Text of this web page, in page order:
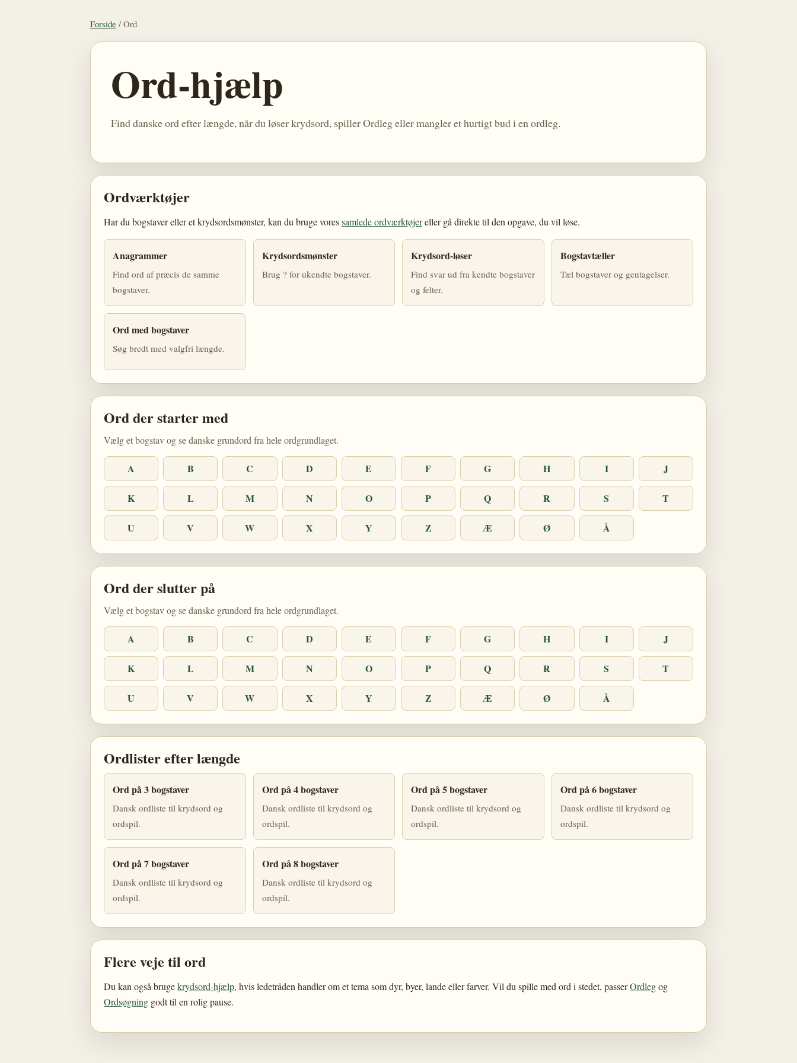
Forside / Ord
Ord-hjælp
Find danske ord efter længde, når du løser krydsord, spiller Ordleg eller mangler et hurtigt bud i en ordleg.
Ordværktøjer
Har du bogstaver eller et krydsordsmønster, kan du bruge voressamlede ordværktøjereller gå direkte til den opgave, du vil løse.
Anagrammer
Find ord af præcis de samme
bogstaver.
Krydsordsmønster
Brug ? for ukendte bogstaver.
Krydsord-løser
Find svar ud fra kendte bogstaver
og felter.
Bogstavtæller
Tæl bogstaver og gentagelser.
Ord med bogstaver
Søg bredt med valgfri længde.
Ord der starter med
Vælg et bogstav og se danske grundord fra hele ordgrundlaget.
A B C D E F G H I J
K L M N O P Q R S T
U V W X Y Z Æ Ø Å
Ord der slutter på
Vælg et bogstav og se danske grundord fra hele ordgrundlaget.
A B C D E F G H I J
K L M N O P Q R S T
U V W X Y Z Æ Ø Å
Ordlister efter længde
Ord på 3 bogstaver
Dansk ordliste til krydsord og
ordspil.
Ord på 4 bogstaver
Dansk ordliste til krydsord og
ordspil.
Ord på 5 bogstaver
Dansk ordliste til krydsord og
ordspil.
Ord på 6 bogstaver
Dansk ordliste til krydsord og
ordspil.
Ord på 7 bogstaver
Dansk ordliste til krydsord og
ordspil.
Ord på 8 bogstaver
Dansk ordliste til krydsord og
ordspil.
Flere veje til ord
Du kan også brugekrydsord-hjælp, hvis ledetråden handler om et tema som dyr, byer, lande eller farver. Vil du spille med ord i stedet, passerOrdlegog
Ordsøgning godt til en rolig pause.